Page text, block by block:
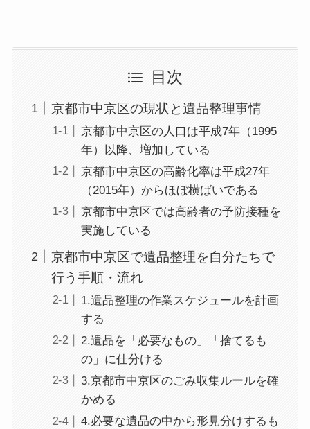
目次
京都市中京区の現状と遺品整理事情
京都市中京区の人口は平成7年（1995
年）以降、増加している
京都市中京区の高齢化率は平成27年
（2015年）からほぼ横ばいである
京都市中京区では高齢者の予防接種を
実施している
京都市中京区で遺品整理を自分たちで
行う手順・流れ
1.遺品整理の作業スケジュールを計画
する
2.遺品を「必要なもの」「捨てるも
の」に仕分ける
3.京都市中京区のごみ収集ルールを確
かめる
4.必要な遺品の中から形見分けするも